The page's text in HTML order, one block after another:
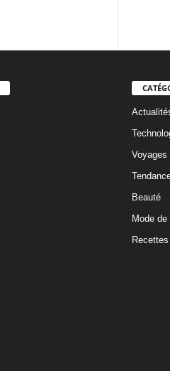
Voyages
Beauté
Mode de